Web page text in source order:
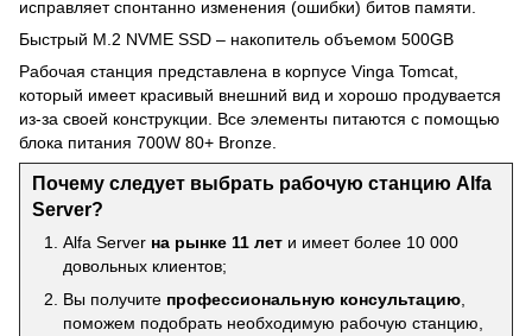
исправляет спонтанно изменения (ошибки) битов памяти.
Быстрый M.2 NVME SSD – накопитель объемом 500GB
Рабочая станция представлена в корпусе Vinga Tomcat,
который имеет красивый внешний вид и хорошо продувается
из-за своей конструкции. Все элементы питаются с помощью
блока питания 700W 80+ Bronze.
Почему следует выбрать рабочую станцию Alfa
Server?
Alfa Server на рынке 11 лет и имеет более 10 000
довольных клиентов;
Вы получите профессиональную консультацию,
поможем подобрать необходимую рабочую станцию,